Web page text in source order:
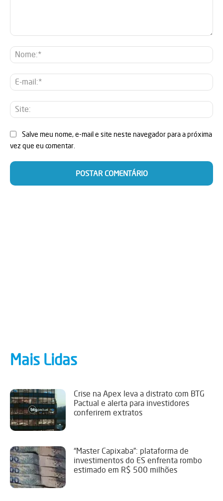
E-
Salve meu nome, e-mail e site neste navegador para a próxima
vez que eu comentar.
Mais Lidas
Crise na Apex leva a distrato com BTG
Pactual e alerta para investidores
conferirem extratos
“Master Capixaba”: plataforma de
investimentos do ES enfrenta rombo
estimado em R$ 500 milhões